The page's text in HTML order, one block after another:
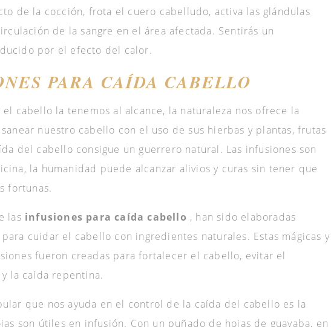
de la cocción, frota el cuero cabelludo, activa las glándulas
de la sangre en el área afectada. Sentirás un
por el efecto del calor.
PARA CAÍDA CABELLO
el cabello la tenemos al alcance, la naturaleza nos ofrece la
nuestro cabello con el uso de sus hierbas y plantas, frutas
del cabello consigue un guerrero natural. Las infusiones son
la humanidad puede alcanzar alivios y curas sin tener que
fortunas.
las infusiones para caída cabello , han sido elaboradas
cuidar el cabello con ingredientes naturales. Estas mágicas y
fueron creadas para fortalecer el cabello, evitar el
la caída repentina.
que nos ayuda en el control de la caída del cabello es la
son útiles en infusión. Con un puñado de hojas de guayaba, en